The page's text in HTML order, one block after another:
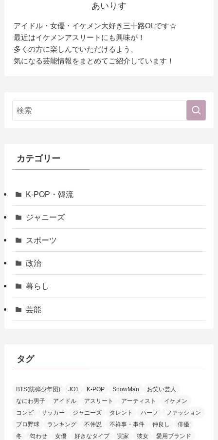
あいりす
アイドル・女優・イケメン大好き三十路OLです☆
最近はイケメンアスリートにも興味が！
多くの方に楽しんでいただけるよう、
気になる芸能情報をまとめてご紹介しています！
カテゴリー
K-POP・韓流
ジャニーズ
スポーツ
政治
暮らし
芸能
タグ
BTS(防弾少年団) JO1 K-POP SnowMan
お笑い芸人
なにわ男子
アイドル アスリート アーティスト
イケメン
コンビ
サッカー ジャニーズ タレント ハーフ
ファッション
プロ野球
ランキング 不仲説 不祥事・事件 仲良し
俳優
冬
匂わせ 女優 好きなタイプ 実家 彼女
愛用ブランド